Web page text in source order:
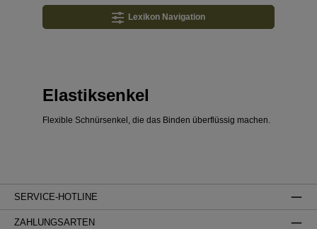
Lexikon Navigation
Elastiksenkel
Flexible Schnürsenkel, die das Binden überflüssig machen.
SERVICE-HOTLINE
ZAHLUNGSARTEN